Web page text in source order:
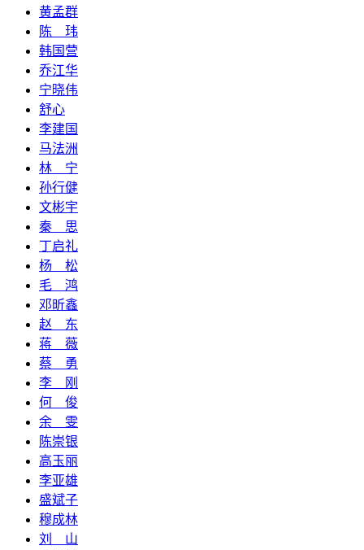
黄孟群
陈 玮
韩国营
乔江华
宁晓伟
舒心
李建国
马法洲
林 宁
孙行健
文彬宇
秦 思
丁启礼
杨 松
毛 鸿
邓昕鑫
赵 东
蒋 薇
蔡 勇
李 刚
何 俊
余 雯
陈崇银
高玉丽
李亚雄
盛斌子
穆成林
刘 山